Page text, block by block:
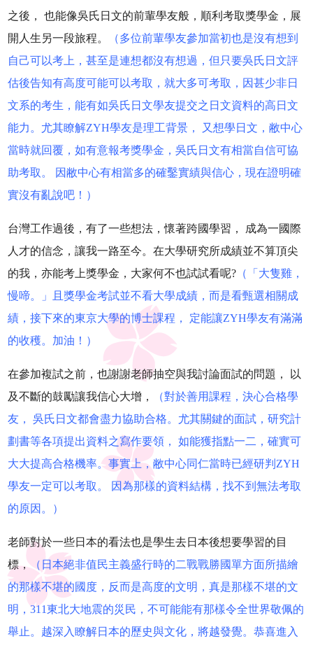
之後， 也能像吳氏日文的前輩學友般，順利考取獎學金，展
開人生另一段旅程。
（多位前輩學友參加當初也是沒有想到
自己可以考上，甚至是連想都沒有想過，但只要吳氏日文評
估後告知有高度可能可以考取，就大多可考取，因甚少非日
文系的考生，能有如吳氏日文學友提交之日文資料的高日文
能力。尤其瞭解ZYH學友是理工背景， 又想學日文，敝中心
當時就回覆，如有意報考獎學金，吳氏日文有相當自信可協
助考取。 因敝中心有相當多的確鑿實績與信心，現在證明確
實沒有亂說吧！）
台灣工作過後，有了一些想法，懷著跨國學習， 成為一國際
人才的信念，讓我一路至今。在大學研究所成績並不算頂尖
的我，亦能考上獎學金，大家何不也試試看呢? （「大隻雞，
慢啼。」且獎學金考試並不看大學成績，而是看甄選相關成
績，接下來的東京大學的博士課程， 定能讓ZYH學友有滿滿
的收穫。加油！）
在參加複試之前，也謝謝老師抽空與我討論面試的問題， 以
及不斷的鼓勵讓我信心大增，
（對於善用課程，決心合格學
友， 吳氏日文都會盡力協助合格。尤其關鍵的面試，研究計
劃書等各項提出資料之寫作要領， 如能獲指點一二，確實可
大大提高合格機率。事實上，敝中心同仁當時已經研判 ZYH
學友一定可以考取。 因為那樣的資料結構，找不到無法考取
的原因。
）
老師對於一些日本的看法也是學生去日本後想要學習的目
標，（日本絕非值民主義盛行時的二戰戰勝國單方面所描繪
的那樣不堪的國度，反而是高度的文明，真是那樣不堪的文
明，311東北大地震的災民，不可能能有那樣令全世界敬佩的
舉止。越深入瞭解日本的歷史與文化，將越發覺。恭喜進入